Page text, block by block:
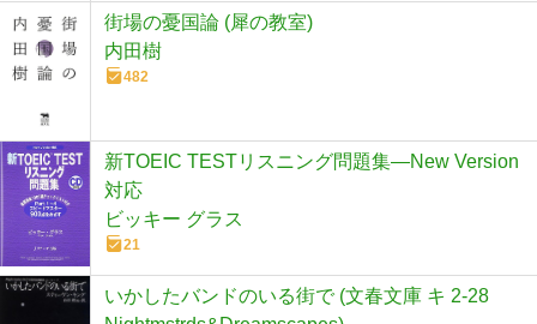
街場の憂国論 (犀の教室)
内田樹
482
新TOEIC TESTリスニング問題集―New Version
対応
ビッキー グラス
21
いかしたバンドのいる街で (文春文庫 キ 2-28